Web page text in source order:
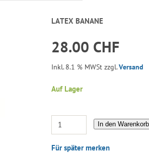
LATEX BANANE
28.00 CHF
Inkl. 8.1 % MWSt zzgl.Versand
Auf Lager
In den Warenkorb
Für später merken